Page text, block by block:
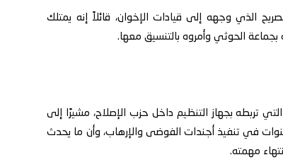
الذي وجهه إلى قيادات الإخوان، قائلاً إنه يمتلك
الحوثي وأمروه بالتنسيق معها.
تربطه بجهاز التنظيم داخل حزب الإصلاح، مشيرًا إلى
في تنفيذ أجندات الفوضى والإرهاب، وأن ما يحدث
مهمته.